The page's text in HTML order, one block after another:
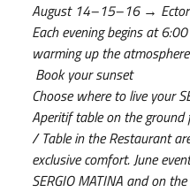
August 14–15–16 →
Each evening begins at
warming up the
Book your sunset
Choose where to live your
Aperitif table on the
/ Table in the Restaurant
exclusive comfort. June
SERGIO MATINA and on